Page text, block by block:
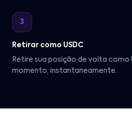
3
Retirar como USDC
Retire sua posição de volta como
momento, instantaneamente.